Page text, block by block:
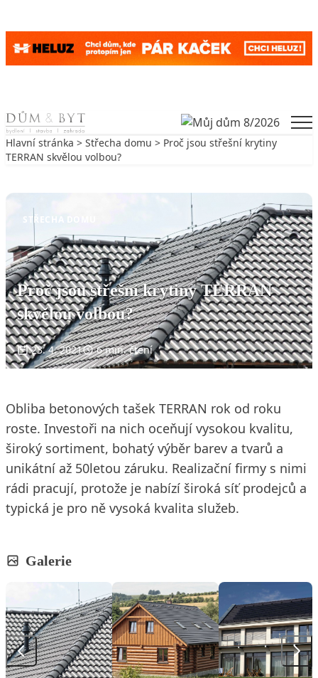
Skip to content
Hlavní stránka > Střecha domu > Proč jsou střešní krytiny
TERRAN skvělou volbou?
STŘECHA DOMU
Proč jsou střešní krytiny TERRAN
skvělou volbou?
23. 4. 2021 6 min. čtení
Obliba betonových tašek TERRAN rok od roku
roste. Investoři na nich oceňují vysokou kvalitu,
široký sortiment, bohatý výběr barev a tvarů a
unikátní až 50letou záruku. Realizační firmy s nimi
rádi pracují, protože je nabízí široká síť prodejců a
typická je pro ně vysoká kvalita služeb.
Galerie